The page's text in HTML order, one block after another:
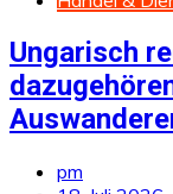
Ungarisch
pm